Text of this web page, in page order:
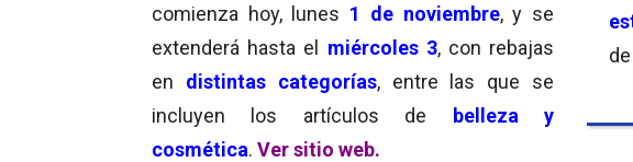
de
comienza hoy, lunes 1 de noviembre, y se
extenderá hasta el miércoles 3, con rebajas
en distintas categorías, entre las que se
incluyen los artículos de belleza y
cosmética. Ver sitio web.